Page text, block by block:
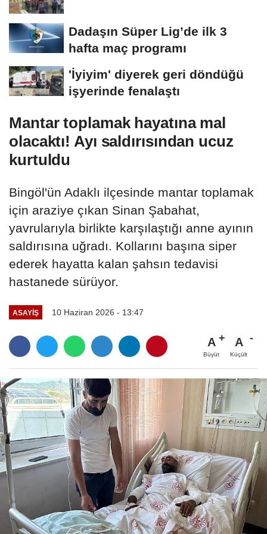
Dadaşın Süper Lig’de ilk 3
hafta maç programı
'İyiyim' diyerek geri döndüğü
işyerinde fenalaştı
Mantar toplamak hayatına mal
olacaktı! Ayı saldırısından ucuz
kurtuldu
Bingöl'ün Adaklı ilçesinde mantar toplamak
için araziye çıkan Sinan Şabahat,
yavrularıyla birlikte karşılaştığı anne ayının
saldırısına uğradı. Kollarını başına siper
ederek hayatta kalan şahsın tedavisi
hastanede sürüyor.
ASAYİŞ 10 Haziran 2026 - 13:47
A
Büyüt
A
Küçült